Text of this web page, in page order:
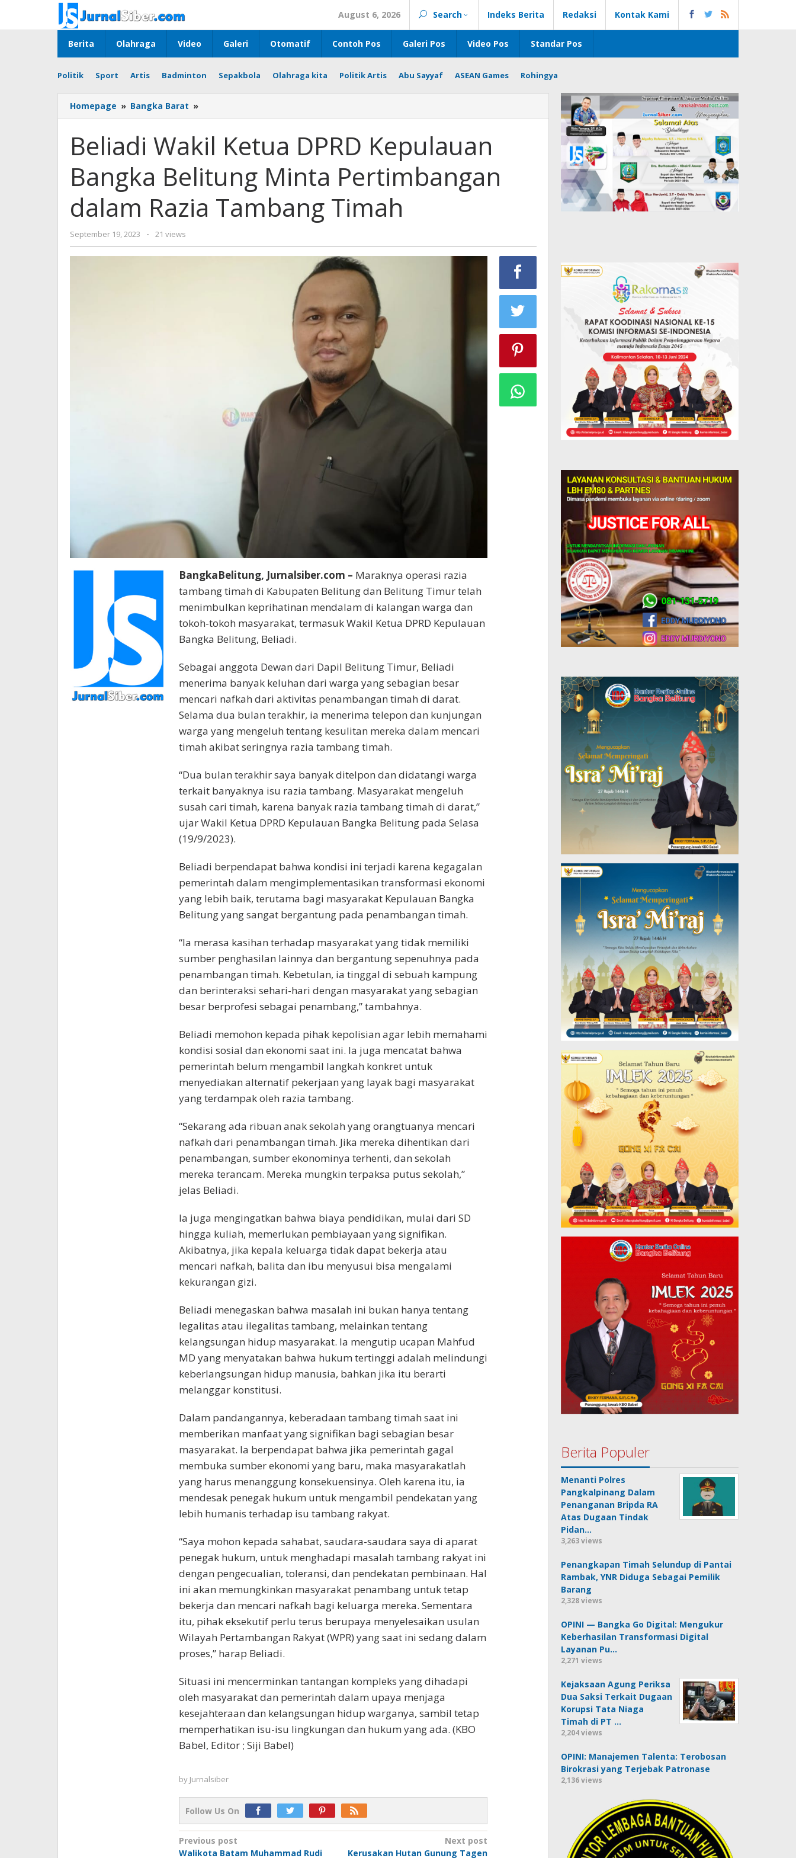
content
August 6, 2026 Search Indeks Berita Redaksi Kontak Kami
Berita Olahraga Video Galeri Otomatif Contoh Pos Galeri Pos Video Pos Standar Pos
Politik Sport Artis Badminton Sepakbola Olahraga kita Politik Artis Abu Sayyaf ASEAN Games Rohingya
Homepage » Bangka Barat »
Wakil
DPRD
Kepulauan
Bangka
Belitung
Pertimbangan
dalam
Timah
Beliadi Wakil Ketua DPRD Kepulauan
Bangka Belitung Minta Pertimbangan
dalam Razia Tambang Timah
September 19, 2023
by
Jurnalsiber
- 21 views
BangkaBelitung, Jurnalsiber.com – Maraknya operasi razia
tambang timah di Kabupaten Belitung dan Belitung Timur telah
menimbulkan keprihatinan mendalam di kalangan warga dan
tokoh-tokoh masyarakat, termasuk Wakil Ketua DPRD Kepulauan
Bangka Belitung, Beliadi.
Sebagai anggota Dewan dari Dapil Belitung Timur, Beliadi
menerima banyak keluhan dari warga yang sebagian besar
mencari nafkah dari aktivitas penambangan timah di darat.
Selama dua bulan terakhir, ia menerima telepon dan kunjungan
warga yang mengeluh tentang kesulitan mereka dalam mencari
timah akibat seringnya razia tambang timah.
“Dua bulan terakhir saya banyak ditelpon dan didatangi warga
terkait banyaknya isu razia tambang. Masyarakat mengeluh
susah cari timah, karena banyak razia tambang timah di darat,”
ujar Wakil Ketua DPRD Kepulauan Bangka Belitung pada Selasa
(19/9/2023).
Beliadi berpendapat bahwa kondisi ini terjadi karena kegagalan
pemerintah dalam mengimplementasikan transformasi ekonomi
yang lebih baik, terutama bagi masyarakat Kepulauan Bangka
Belitung yang sangat bergantung pada penambangan timah.
“Ia merasa kasihan terhadap masyarakat yang tidak memiliki
sumber penghasilan lainnya dan bergantung sepenuhnya pada
penambangan timah. Kebetulan, ia tinggal di sebuah kampung
dan berinteraksi sehari-hari dengan masyarakat yang sebagian
besar berprofesi sebagai penambang,” tambahnya.
Beliadi memohon kepada pihak kepolisian agar lebih memahami
kondisi sosial dan ekonomi saat ini. Ia juga mencatat bahwa
pemerintah belum mengambil langkah konkret untuk
menyediakan alternatif pekerjaan yang layak bagi masyarakat
yang terdampak oleh razia tambang.
“Sekarang ada ribuan anak sekolah yang orangtuanya mencari
nafkah dari penambangan timah. Jika mereka dihentikan dari
penambangan, sumber ekonominya terhenti, dan sekolah
mereka terancam. Mereka mungkin terpaksa putus sekolah,”
jelas Beliadi.
Ia juga mengingatkan bahwa biaya pendidikan, mulai dari SD
hingga kuliah, memerlukan pembiayaan yang signifikan.
Akibatnya, jika kepala keluarga tidak dapat bekerja atau
mencari nafkah, balita dan ibu menyusui bisa mengalami
kekurangan gizi.
Beliadi menegaskan bahwa masalah ini bukan hanya tentang
legalitas atau ilegalitas tambang, melainkan tentang
kelangsungan hidup masyarakat. Ia mengutip ucapan Mahfud
MD yang menyatakan bahwa hukum tertinggi adalah melindungi
keberlangsungan hidup manusia, bahkan jika itu berarti
melanggar konstitusi.
Dalam pandangannya, keberadaan tambang timah saat ini
memberikan manfaat yang signifikan bagi sebagian besar
masyarakat. Ia berpendapat bahwa jika pemerintah gagal
membuka sumber ekonomi yang baru, maka masyarakatlah
yang harus menanggung konsekuensinya. Oleh karena itu, ia
mendesak penegak hukum untuk mengambil pendekatan yang
lebih humanis terhadap isu tambang rakyat.
“Saya mohon kepada sahabat, saudara-saudara saya di aparat
penegak hukum, untuk menghadapi masalah tambang rakyat ini
dengan pengecualian, toleransi, dan pendekatan pembinaan. Hal
ini akan memungkinkan masyarakat penambang untuk tetap
bekerja dan mencari nafkah bagi keluarga mereka. Sementara
itu, pihak eksekutif perlu terus berupaya menyelesaikan usulan
Wilayah Pertambangan Rakyat (WPR) yang saat ini sedang dalam
proses,” harap Beliadi.
Situasi ini mencerminkan tantangan kompleks yang dihadapi
oleh masyarakat dan pemerintah dalam upaya menjaga
kesejahteraan dan kelangsungan hidup warganya, sambil tetap
memperhatikan isu-isu lingkungan dan hukum yang ada. (KBO
Babel, Editor ; Siji Babel)
by Jurnalsiber
Follow Us On
Post
Previous post
Walikota Batam Muhammad Rudi
Next post
Kerusakan Hutan Gunung Tagen
Berita Populer
Menanti Polres
Pangkalpinang Dalam
Penanganan Bripda RA
Atas Dugaan Tindak
Pidan…
3,263 views
Penangkapan Timah Selundup di Pantai
Rambak, YNR Diduga Sebagai Pemilik
Barang
2,328 views
OPINI — Bangka Go Digital: Mengukur
Keberhasilan Transformasi Digital
Layanan Pu…
2,271 views
Kejaksaan Agung Periksa
Dua Saksi Terkait Dugaan
Korupsi Tata Niaga
Timah di PT …
2,204 views
OPINI: Manajemen Talenta: Terobosan
Birokrasi yang Terjebak Patronase
2,136 views